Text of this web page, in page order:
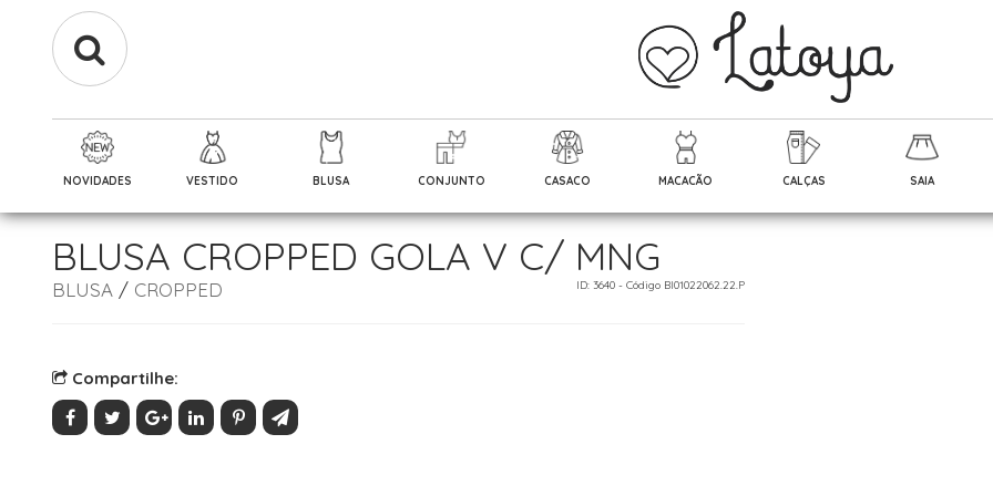
NOVIDADES VESTIDO BLUSA CONJUNTO CASACO MACACÃO CALÇAS SAIA
BLUSA CROPPED GOLA V C/ MNG
BLUSA / CROPPED ID: 3640 - Código Bl01022062.22.P
Compartilhe: